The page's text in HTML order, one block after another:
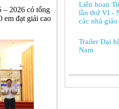
2026 có tổng
em đạt giải cao
Liên hoan
lần thứ VI -
các nhà
Trailer Đại
Nam